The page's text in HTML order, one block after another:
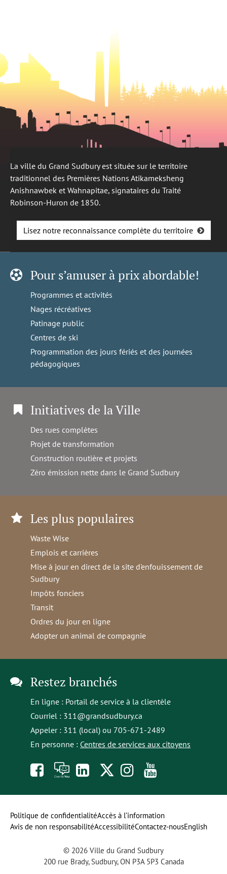
La ville du Grand Sudbury est située sur le territoire
traditionnel des Premières Nations Atikameksheng
Anishnawbek et Wahnapitae, signataires du Traité
Robinson-Huron de 1850.
Lisez notre reconnaissance complète du territoire
Pour s’amuser à prix abordable!
Programmes et activités
Nages récréatives
Patinage public
Centres de ski
Programmation des jours fériés et des journées
pédagogiques
Initiatives de la Ville
Des rues complètes
Projet de transformation
Construction routière et projets
Zéro émission nette dans le Grand Sudbury
Les plus populaires
Waste Wise
Emplois et carrières
Mise à jour en direct de la site d'enfouissement de
Sudbury
Impôts fonciers
Transit
Ordres du jour en ligne
Adopter un animal de compagnie
Restez branchés
En ligne : Portail de service à la clientèle
Courriel : 311@grandsudbury.ca
Appeler : 311 (local) ou 705-671-2489
En personne : Centres de services aux citoyens
Like
us
on
Facebook
À
toi
la
opens
in
a
tab
Follow
us
on
Follow
us
on
Instagram
to
our
YouTube
channel
© 2026 Ville du Grand Sudbury
200 rue Brady, Sudbury, ON P3A 5P3 Canada
Politique de confidentialitéAccès à l’information
Avis de non responsabilitéAccessibilitéContactez-nousEnglish